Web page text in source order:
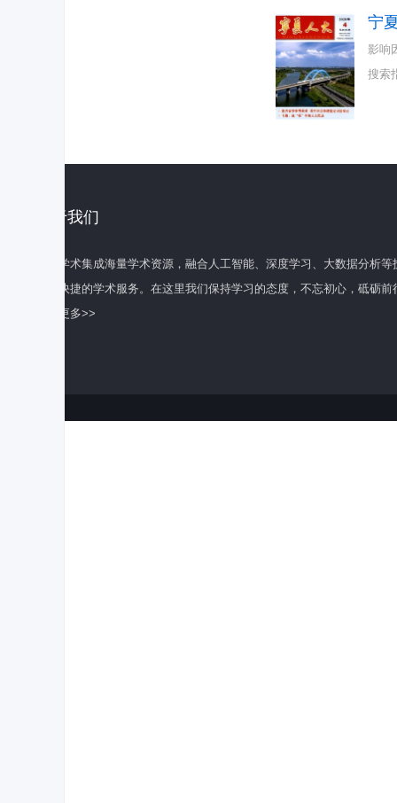
宁
影响
搜索
关于我们
百度学术集成海量学术资源，融合人工智能、深度学习、大数据分析
全面快捷的学术服务。在这里我们保持学习的态度，不忘初心，砥砺前
了解更多>>